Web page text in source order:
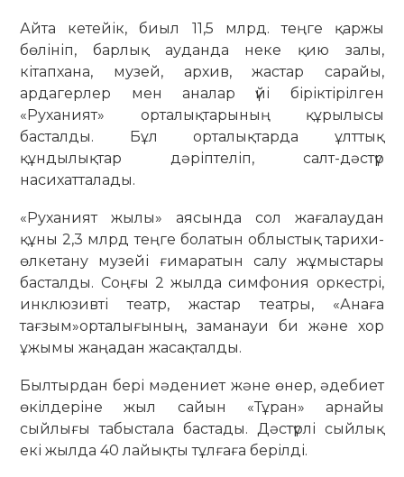
Айта кетейік, биыл 11,5 млрд. теңге қаржы
бөлініп, барлық ауданда неке қию залы,
кітапхана, музей, архив, жастар сарайы,
ардагерлер мен аналар үйі біріктірілген
«Руханият» орталықтарының құрылысы
басталды. Бұл орталықтарда ұлттық
құндылықтар дәріптеліп, салт-дәстүр
насихатталады.
«Руханият жылы» аясында сол жағалаудан
құны 2,3 млрд теңге болатын облыстық тарихи-
өлкетану музейі ғимаратын салу жұмыстары
басталды. Соңғы 2 жылда симфония оркестрі,
инклюзивті театр, жастар театры, «Анаға
тағзым»орталығының, заманауи би және хор
ұжымы жаңадан жасақталды.
Былтырдан бері мәдениет және өнер, әдебиет
өкілдеріне жыл сайын «Тұран» арнайы
сыйлығы табыстала бастады. Дәстүрлі сыйлық
екі жылда 40 лайықты тұлғаға берілді.